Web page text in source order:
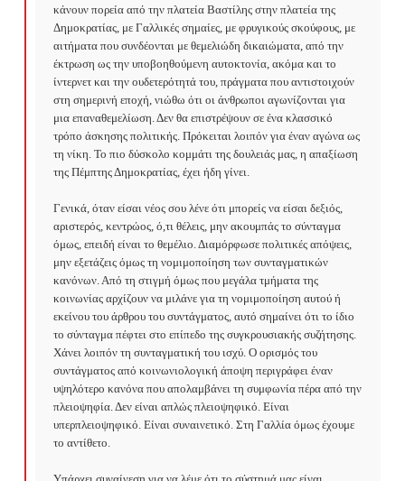
κάνουν πορεία από την πλατεία Βαστίλης στην πλατεία της
Δημοκρατίας, με Γαλλικές σημαίες, με φρυγικούς σκούφους, με
αιτήματα που συνδέονται με θεμελιώδη δικαιώματα, από την
έκτρωση ως την υποβοηθούμενη αυτοκτονία, ακόμα και το
ίντερνετ και την ουδετερότητά του, πράγματα που αντιστοιχούν
στη σημερινή εποχή, νιώθω ότι οι άνθρωποι αγωνίζονται για
μια επαναθεμελίωση. Δεν θα επιστρέψουν σε ένα κλασσικό
τρόπο άσκησης πολιτικής. Πρόκειται λοιπόν για έναν αγώνα ως
τη νίκη. Το πιο δύσκολο κομμάτι της δουλειάς μας, η απαξίωση
της Πέμπτης Δημοκρατίας, έχει ήδη γίνει.
Γενικά, όταν είσαι νέος σου λένε ότι μπορείς να είσαι δεξιός,
αριστερός, κεντρώος, ό,τι θέλεις, μην ακουμπάς το σύνταγμα
όμως, επειδή είναι το θεμέλιο. Διαμόρφωσε πολιτικές απόψεις,
μην εξετάζεις όμως τη νομιμοποίηση των συνταγματικών
κανόνων. Από τη στιγμή όμως που μεγάλα τμήματα της
κοινωνίας αρχίζουν να μιλάνε για τη νομιμοποίηση αυτού ή
εκείνου του άρθρου του συντάγματος, αυτό σημαίνει ότι το ίδιο
το σύνταγμα πέφτει στο επίπεδο της συγκρουσιακής συζήτησης.
Χάνει λοιπόν τη συνταγματική του ισχύ. Ο ορισμός του
συντάγματος από κοινωνιολογική άποψη περιγράφει έναν
υψηλότερο κανόνα που απολαμβάνει τη συμφωνία πέρα από την
πλειοψηφία. Δεν είναι απλώς πλειοψηφικό. Είναι
υπερπλειοψηφικό. Είναι συναινετικό. Στη Γαλλία όμως έχουμε
το αντίθετο.